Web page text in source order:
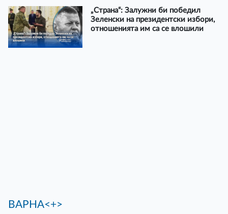
„Страна“: Залужни би победил
Зеленски на президентски избори,
отношенията им са се влошили
ВАРНА<+>